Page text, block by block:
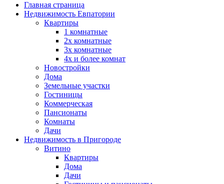
Главная страница
Недвижимость Евпатории
Квартиры
1 комнатные
2х комнатные
3х комнатные
4х и более комнат
Новостройки
Дома
Земельные участки
Гостиницы
Коммерческая
Пансионаты
Комнаты
Дачи
Недвижимость в Пригороде
Витино
Квартиры
Дома
Дачи